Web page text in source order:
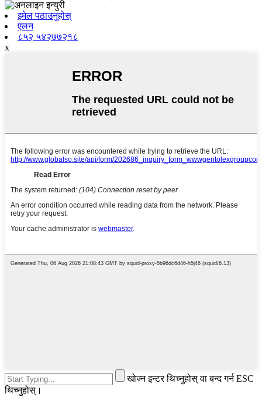
इमेल पठाउनुहोस्
एलन
८५२ ५४२७७२१८
x
खोज्न इन्टर थिच्नुहोस् वा बन्द गर्न ESC
थिच्नुहोस्।